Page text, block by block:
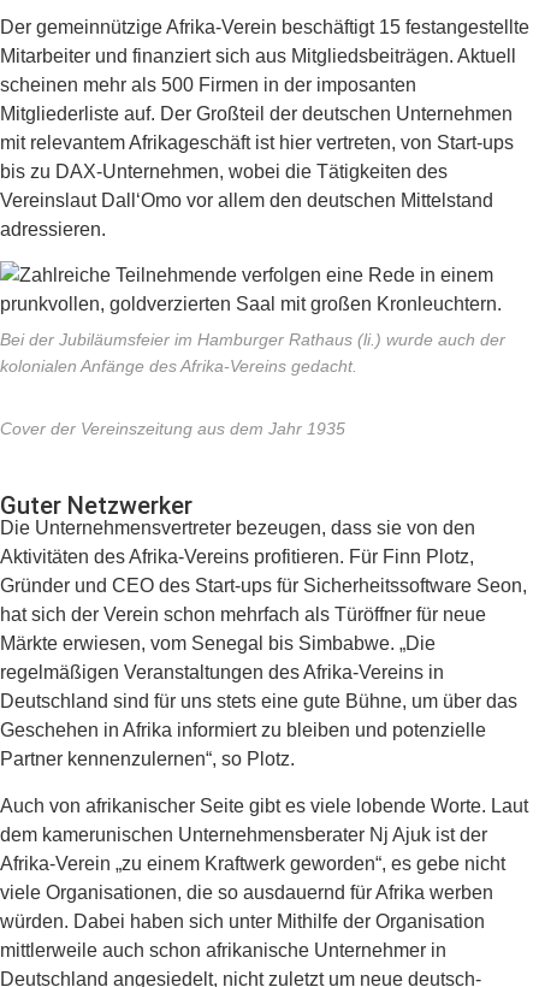
Der gemeinnützige Afrika-Verein beschäftigt 15 festangestellte
Mitarbeiter und finanziert sich aus Mitgliedsbeiträgen. Aktuell
scheinen mehr als 500 Firmen in der imposanten
Mitgliederliste auf. Der Großteil der deutschen Unternehmen
mit relevantem Afrikageschäft ist hier vertreten, von Start-ups
bis zu DAX-Unternehmen, wobei die Tätigkeiten des
Vereinslaut Dall‘Omo vor allem den deutschen Mittelstand
adressieren.
Bei der Jubiläumsfeier im Hamburger Rathaus (li.) wurde auch der
kolonialen Anfänge des Afrika-Vereins gedacht.
Cover der Vereinszeitung aus dem Jahr 1935
Guter Netzwerker
Die Unternehmensvertreter bezeugen, dass sie von den
Aktivitäten des Afrika-Vereins profitieren. Für Finn Plotz,
Gründer und CEO des Start-ups für Sicherheitssoftware Seon,
hat sich der Verein schon mehrfach als Türöffner für neue
Märkte erwiesen, vom Senegal bis Simbabwe. „Die
regelmäßigen Veranstaltungen des Afrika-Vereins in
Deutschland sind für uns stets eine gute Bühne, um über das
Geschehen in Afrika informiert zu bleiben und potenzielle
Partner kennenzulernen“, so Plotz.
Auch von afrikanischer Seite gibt es viele lobende Worte. Laut
dem kamerunischen Unternehmensberater Nj Ajuk ist der
Afrika-Verein „zu einem Kraftwerk geworden“, es gebe nicht
viele Organisationen, die so ausdauernd für Afrika werben
würden. Dabei haben sich unter Mithilfe der Organisation
mittlerweile auch schon afrikanische Unternehmer in
Deutschland angesiedelt, nicht zuletzt um neue deutsch-